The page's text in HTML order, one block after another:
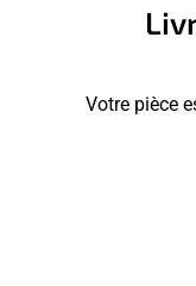
Votre pièce